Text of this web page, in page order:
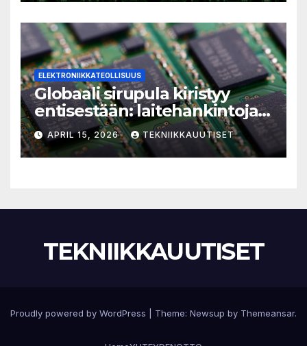
ELEKTRONIIKKATEOLLISUUS
Globaali sirupula kiristyy
entisestään: laitehankintoja
ei kannata pitkittää
APRIL 15, 2026 TEKNIIKKAUUTISET
TEKNIIKKAUUTISET
Proudly powered by WordPress Theme: Newsup by Themeansar.